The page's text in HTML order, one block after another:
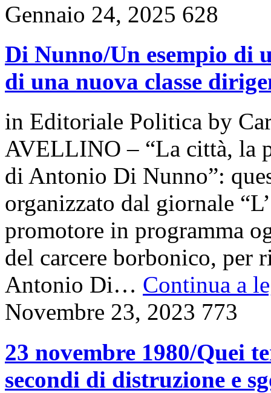
Gennaio 24, 2025 628
Di Nunno/Un esempio di
di una nuova classe
in Editoriale Politica by
AVELLINO – “La città, la
di Antonio Di Nunno”:
organizzato dal giornale
promotore in programma
del carcere borbonico, per
Antonio Di… Continua a
Novembre 23, 2023 773
23 novembre 1980/Quei
secondi di distruzione e